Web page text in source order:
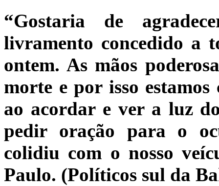
“Gostaria de
livramento concedido a
ontem. As mãos
morte e por isso
ao acordar e ver a luz
pedir oração para o
colidiu com o nosso
Paulo. (Políticos sul da